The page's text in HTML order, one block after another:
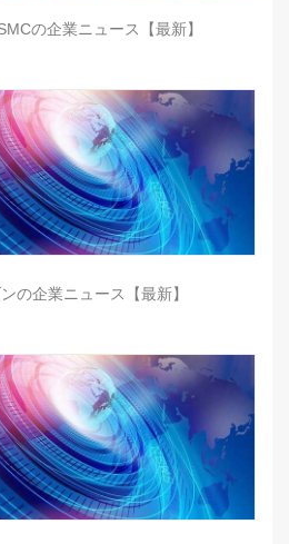
の企業ニュース【最新】
の企業ニュース【最新】